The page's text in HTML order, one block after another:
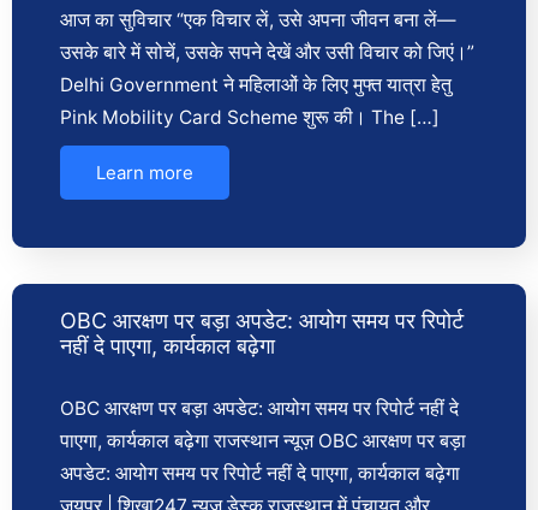
आज का सुविचार “एक विचार लें, उसे अपना जीवन बना लें—
उसके बारे में सोचें, उसके सपने देखें और उसी विचार को जिएं।”
Delhi Government ने महिलाओं के लिए मुफ्त यात्रा हेतु
Pink Mobility Card Scheme शुरू की। The […]
Learn more
OBC आरक्षण पर बड़ा अपडेट: आयोग समय पर रिपोर्ट
नहीं दे पाएगा, कार्यकाल बढ़ेगा
OBC आरक्षण पर बड़ा अपडेट: आयोग समय पर रिपोर्ट नहीं दे
पाएगा, कार्यकाल बढ़ेगा राजस्थान न्यूज़ OBC आरक्षण पर बड़ा
अपडेट: आयोग समय पर रिपोर्ट नहीं दे पाएगा, कार्यकाल बढ़ेगा